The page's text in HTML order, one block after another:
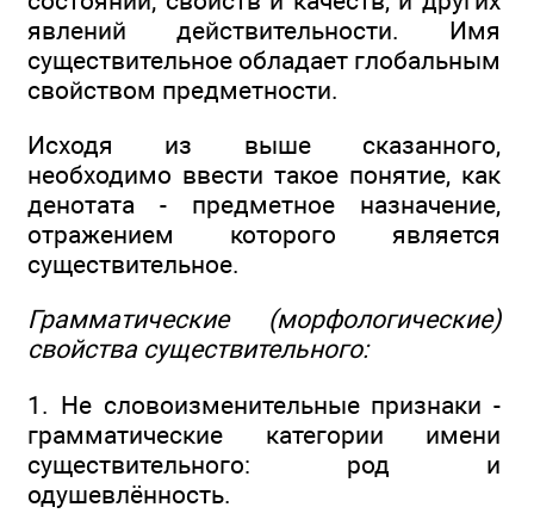
явлений действительности. Имя
существительное обладает глобальным
свойством предметности.
Исходя из выше сказанного,
необходимо ввести такое понятие, как
денотата - предметное назначение,
отражением которого является
существительное.
Грамматические (морфологические)
свойства существительного:
1. Не словоизменительные признаки -
грамматические категории имени
существительного: род и
одушевлённость.